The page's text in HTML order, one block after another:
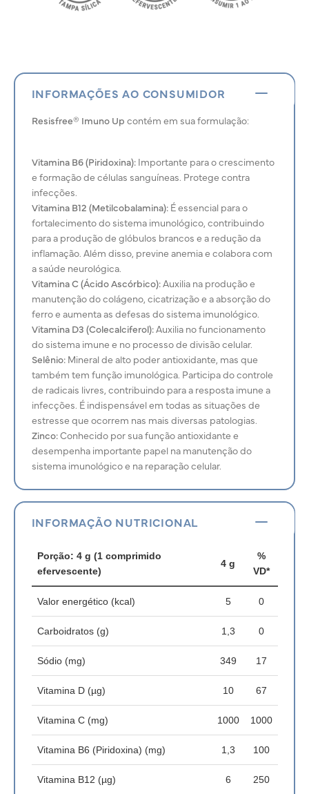
INFORMAÇÕES AO CONSUMIDOR
Resisfree® Imuno Up contém em sua formulação:
Vitamina B6 (Piridoxina):Importante para o crescimento
e formação de células sanguíneas. Protege contra
infecções.
Vitamina B12 (Metilcobalamina):É essencial para o
fortalecimento do sistema imunológico, contribuindo
para a produção de glóbulos brancos e a redução da
inflamação. Além disso, previne anemia e colabora com
a saúde neurológica.
Vitamina C (Ácido Ascórbico):Auxilia na produção e
manutenção docolágeno, cicatrização e a absorção do
ferro e aumenta as defesas do sistema imunológico.
Vitamina D3 (Colecalciferol):Auxilia no funcionamento
do sistema imune e no processo de divisão celular.
Selênio:Mineral de alto poder antioxidante, mas que
também tem função imunológica. Participa do controle
de radicais livres, contribuindo para a resposta imune a
infecções. É indispensável em todas as situações de
estresse que ocorrem nas mais diversas patologias.
Zinco:Conhecido por sua função antioxidante e
desempenha importante papel na manutenção do
sistema imunológico e na reparação celular.
INFORMAÇÃO NUTRICIONAL
Porção: 4 g (1 comprimido
efervescente)
4 g
%
VD*
Valor energético (kcal) 5 0
Carboidratos (g) 1,3 0
Sódio (mg) 349 17
Vitamina D (µg) 10 67
Vitamina C (mg) 1000 1000
Vitamina B6 (Piridoxina) (mg) 1,3 100
Vitamina B12 (µg) 6 250